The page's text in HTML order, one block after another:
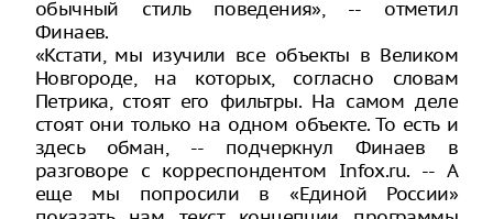
обычный стиль поведения», -- отметил
Финаев.
«Кстати, мы изучили все объекты в Великом
Новгороде, на которых, согласно словам
Петрика, стоят его фильтры. На самом деле
стоят они только на одном объекте. То есть и
здесь обман, -- подчеркнул Финаев в
разговоре с корреспондентом Infox.ru. -- А
еще мы попросили в «Единой России»